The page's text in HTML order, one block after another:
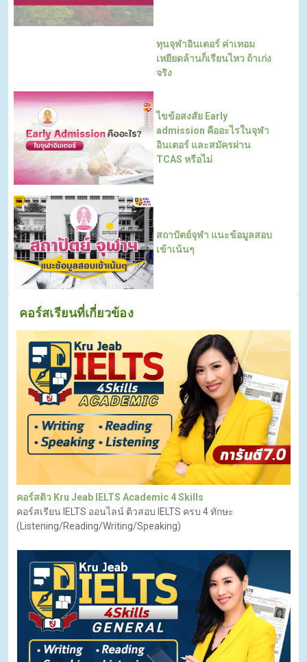
ทุนจุฬาอินเตอร์ ค่าเทอม
ไขข้อสงสัย Early
คอร์สเรียนที่เกี่ยวข้อง
คอร์สเรียน IELTS ออนไลน์ ติวสอบ IELTS ครบ 4 ทักษะ
(Listening/Reading/Writing/Speaking)